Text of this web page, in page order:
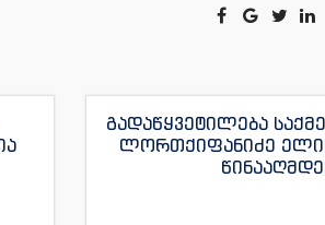
გადაწყვეტილება
ლორთქიფანიძე